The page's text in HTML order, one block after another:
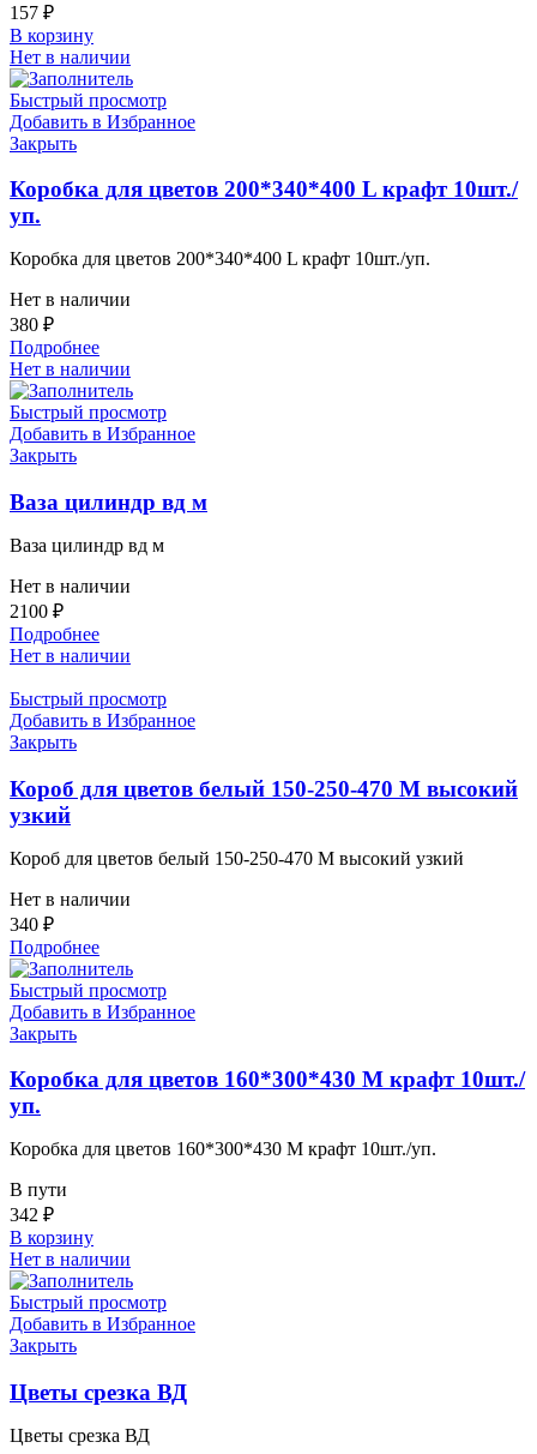
157 ₽
В корзину
Нет в наличии
Быстрый просмотр
Добавить в Избранное
Закрыть
Коробка для цветов 200*340*400 L крафт 10шт./
уп.
Коробка для цветов 200*340*400 L крафт 10шт./уп.
Нет в наличии
380 ₽
Подробнее
Нет в наличии
Быстрый просмотр
Добавить в Избранное
Закрыть
Ваза цилиндр вд м
Ваза цилиндр вд м
Нет в наличии
2100 ₽
Подробнее
Нет в наличии
Быстрый просмотр
Добавить в Избранное
Закрыть
Короб для цветов белый 150-250-470 M высокий
узкий
Короб для цветов белый 150-250-470 M высокий узкий
Нет в наличии
340 ₽
Подробнее
Быстрый просмотр
Добавить в Избранное
Закрыть
Коробка для цветов 160*300*430 М крафт 10шт./
уп.
Коробка для цветов 160*300*430 М крафт 10шт./уп.
В пути
342 ₽
В корзину
Нет в наличии
Быстрый просмотр
Добавить в Избранное
Закрыть
Цветы срезка ВД
Цветы срезка ВД